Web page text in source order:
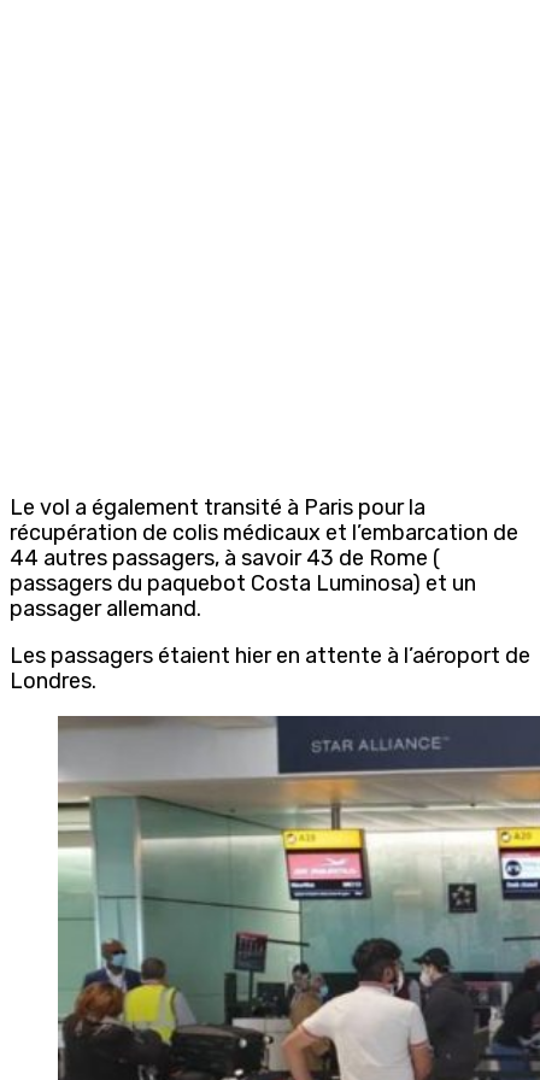
Le vol a également transité à Paris pour la
récupération de colis médicaux et l’embarcation de
44 autres passagers, à savoir 43 de Rome (
passagers du paquebot Costa Luminosa) et un
passager allemand.
Les passagers étaient hier en attente à l’aéroport de
Londres.